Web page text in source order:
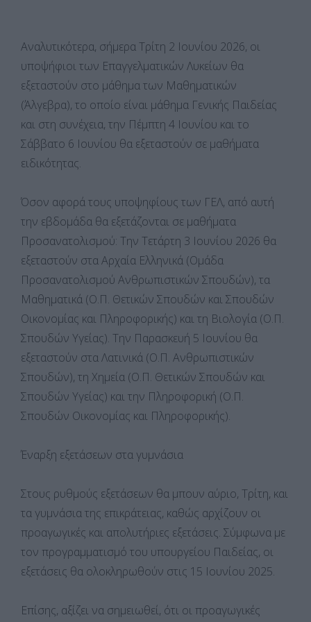
Αναλυτικότερα, σήμερα Τρίτη 2 Ιουνίου 2026, οι
υποψήφιοι των Επαγγελματικών Λυκείων θα
εξεταστούν στο μάθημα των Μαθηματικών
(Άλγεβρα), το οποίο είναι μάθημα Γενικής Παιδείας
και στη συνέχεια, την Πέμπτη 4 Ιουνίου και το
Σάββατο 6 Ιουνίου θα εξεταστούν σε μαθήματα
ειδικότητας.
Όσον αφορά τους υποψηφίους των ΓΕΛ, από αυτή
την εβδομάδα θα εξετάζονται σε μαθήματα
Προσανατολισμού: Την Τετάρτη 3 Ιουνίου 2026 θα
εξεταστούν στα Αρχαία Ελληνικά (Ομάδα
Προσανατολισμού Ανθρωπιστικών Σπουδών), τα
Μαθηματικά (Ο.Π. Θετικών Σπουδών και Σπουδών
Οικονομίας και Πληροφορικής) και τη Βιολογία (Ο.Π.
Σπουδών Υγείας). Την Παρασκευή 5 Ιουνίου θα
εξεταστούν στα Λατινικά (Ο.Π. Ανθρωπιστικών
Σπουδών), τη Χημεία (Ο.Π. Θετικών Σπουδών και
Σπουδών Υγείας) και την Πληροφορική (Ο.Π.
Σπουδών Οικονομίας και Πληροφορικής).
Έναρξη εξετάσεων στα γυμνάσια
Στους ρυθμούς εξετάσεων θα μπουν αύριο, Τρίτη, και
τα γυμνάσια της επικράτειας, καθώς αρχίζουν οι
προαγωγικές και απολυτήριες εξετάσεις. Σύμφωνα με
τον προγραμματισμό του υπουργείου Παιδείας, οι
εξετάσεις θα ολοκληρωθούν στις 15 Ιουνίου 2025.
Επίσης, αξίζει να σημειωθεί, ότι οι προαγωγικές